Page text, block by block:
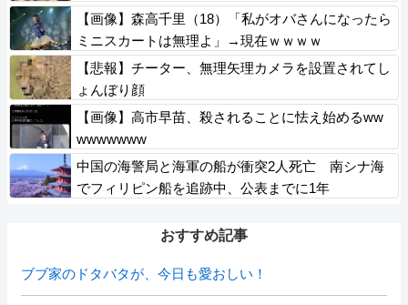
【画像】森高千里（18）「私がオバさんになったら
ミニスカートは無理よ」→現在ｗｗｗｗ
【悲報】チーター、無理矢理カメラを設置されてし
ょんぼり顔
【画像】高市早苗、殺されることに怯え始めるww
wwwwwww
中国の海警局と海軍の船が衝突2人死亡 南シナ海
でフィリピン船を追跡中、公表までに1年
おすすめ記事
ブブ家のドタバタが、今日も愛おしい！